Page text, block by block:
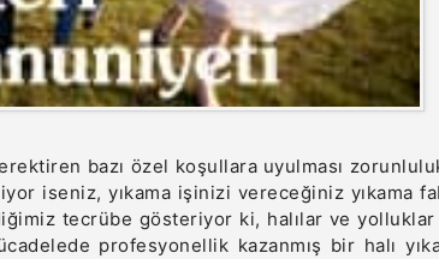
bazı özel koşullara uyulması
iseniz, yıkama işinizi vereceğiniz yıkama
tecrübe gösteriyor ki, halılar ve yolluklar
profesyonellik kazanmış bir halı